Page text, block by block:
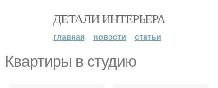
ДЕТАЛИ ИНТЕРЬЕРА
главная новости статьи
Квартиры в студию